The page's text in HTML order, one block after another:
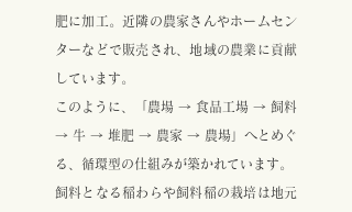
肥に加工。近隣の農家さんやホームセン
ターなどで販売され、地域の農業に貢献
しています。
このように、「農場 → 食品工場 → 飼料
→ 牛 → 堆肥 → 農家 → 農場」へとめぐ
る、循環型の仕組みが築かれています。
飼料となる稲わらや飼料稲の栽培は地元